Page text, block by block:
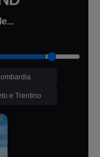
e Trentino